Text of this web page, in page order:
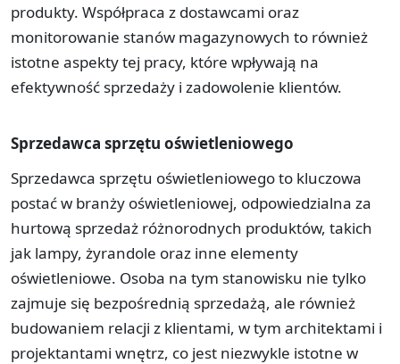
produkty. Współpraca z dostawcami oraz
monitorowanie stanów magazynowych to również
istotne aspekty tej pracy, które wpływają na
efektywność sprzedaży i zadowolenie klientów.
Sprzedawca sprzętu oświetleniowego
Sprzedawca sprzętu oświetleniowego to kluczowa
postać w branży oświetleniowej, odpowiedzialna za
hurtową sprzedaż różnorodnych produktów, takich
jak lampy, żyrandole oraz inne elementy
oświetleniowe. Osoba na tym stanowisku nie tylko
zajmuje się bezpośrednią sprzedażą, ale również
budowaniem relacji z klientami, w tym architektami i
projektantami wnętrz, co jest niezwykle istotne w